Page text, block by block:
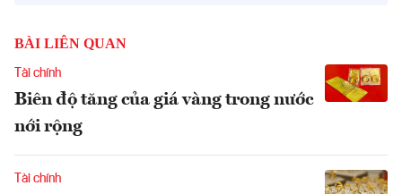
BÀI LIÊN QUAN
Tài chính
Biên độ tăng của giá vàng trong nước
nới rộng
Tài chính